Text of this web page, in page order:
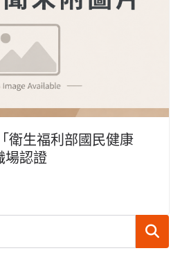
衛生福利部國民健康
場認證
搜尋